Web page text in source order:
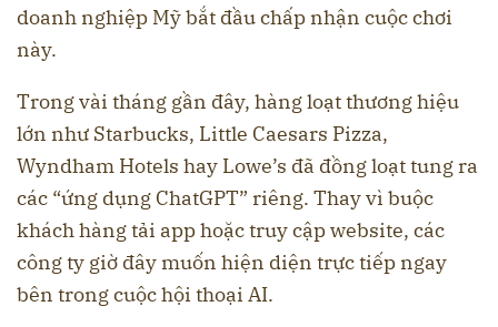
doanh nghiệp Mỹ bắt đầu chấp nhận cuộc chơi
này.
Trong vài tháng gần đây, hàng loạt thương hiệu
lớn như Starbucks, Little Caesars Pizza,
Wyndham Hotels hay Lowe’s đã đồng loạt tung ra
các “ứng dụng ChatGPT” riêng. Thay vì buộc
khách hàng tải app hoặc truy cập website, các
công ty giờ đây muốn hiện diện trực tiếp ngay
bên trong cuộc hội thoại AI.